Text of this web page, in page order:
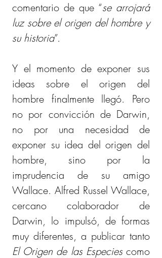
comentario de que “se arrojará
luz sobre el origen del hombre y
su historia”.
Y el momento de exponer sus
ideas sobre el origen del
hombre finalmente llegó. Pero
no por convicción de Darwin,
no por una necesidad de
exponer su idea del origen del
hombre, sino por la
imprudencia de su amigo
Wallace. Alfred Russel Wallace,
cercano colaborador de
Darwin, lo impulsó, de formas
El Origen de las Especies